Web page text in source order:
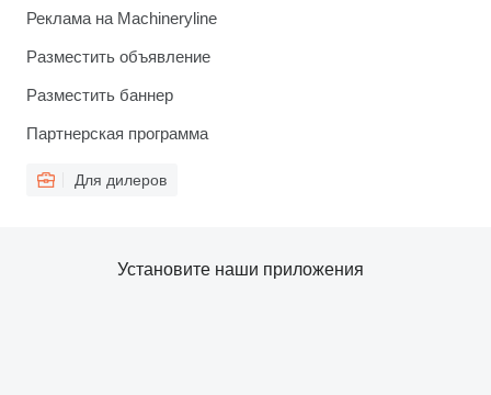
Реклама на Machineryline
Разместить объявление
Разместить баннер
Партнерская программа
Для дилеров
Установите наши приложения